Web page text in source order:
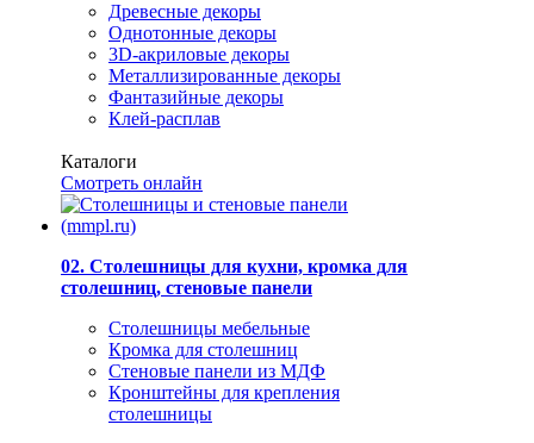
Древесные декоры
Однотонные декоры
3D-акриловые декоры
Металлизированные декоры
Фантазийные декоры
Клей-расплав
Каталоги
Смотреть онлайн
02. Столешницы для кухни, кромка для
столешниц, стеновые панели
Столешницы мебельные
Кромка для столешниц
Стеновые панели из МДФ
Кронштейны для крепления
столешницы